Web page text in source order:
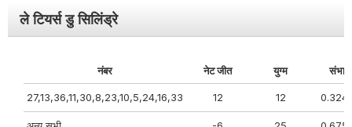
ले टियर्स डु सिलिंड्रे
नंबर नेट जीत युग्म
27,13,36,11,30,8,23,10,5,24,16,33 12 12